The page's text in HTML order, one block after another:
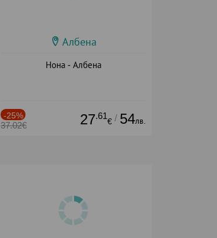
Албена
Нона - Албена
-25%
37.02€ 27.61
€ / 54лв.